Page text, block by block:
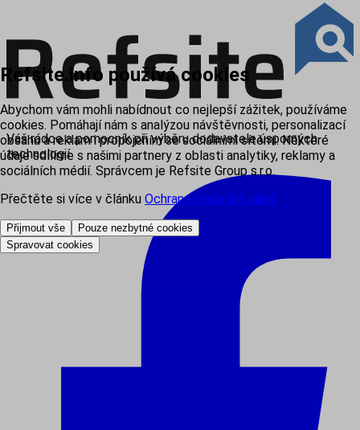
Váš rádce a pomocník při výběru dodavatele úsporných
technologií
Refsite.info používá cookies
Abychom vám mohli nabídnout co nejlepší zážitek, používáme
cookies. Pomáhají nám s analýzou návštěvnosti, personalizací
obsahu a reklam i propojením se sociálními sítěmi. Některé
údaje sdílíme s našimi partnery z oblasti analytiky, reklamy a
sociálních médií. Správcem je Refsite Group s.r.o.
Přečtěte si více v článku Ochrana osobních údajů.
Přijmout vše
Pouze nezbytné cookies
Spravovat cookies